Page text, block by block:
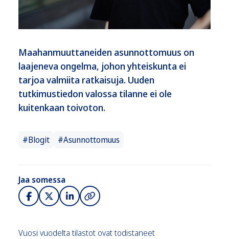
Maahanmuuttaneiden asunnottomuus on
laajeneva ongelma, johon yhteiskunta ei
tarjoa valmiita ratkaisuja. Uuden
tutkimustiedon valossa tilanne ei ole
kuitenkaan toivoton.
#Blogit #Asunnottomuus
Jaa somessa
Vuosi vuodelta tilastot ovat todistaneet